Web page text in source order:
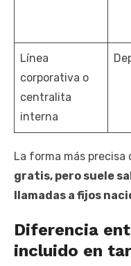
Línea
corporativa o
centralita
interna
La forma más precisa
gratis, pero suele
llamadas a fijos
Diferencia
incluido en